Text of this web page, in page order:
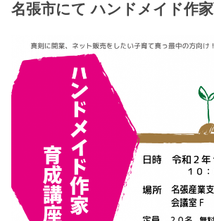
名張市にて ハンドメイド作